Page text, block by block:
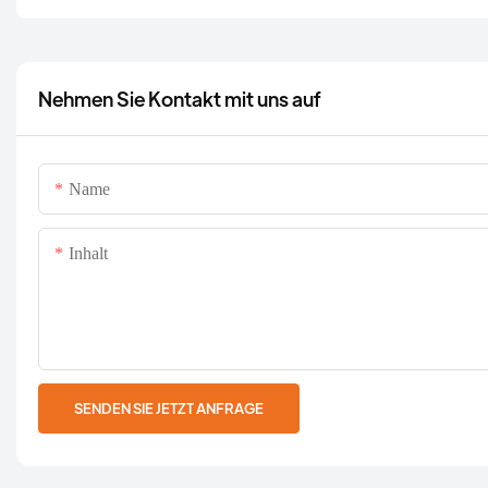
Nehmen Sie Kontakt mit uns auf
Name
Inhalt
SENDEN SIE JETZT ANFRAGE